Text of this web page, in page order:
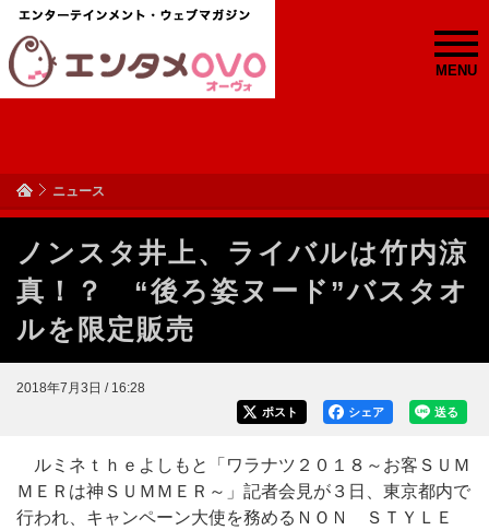
MENU
ニュース
ノンスタ井上、ライバルは竹内涼
真！？ “後ろ姿ヌード”バスタオ
ルを限定販売
2018年7月3日 / 16:28
送る
シェア
ポスト
ルミネｔｈｅよしもと「ワラナツ２０１８～お客ＳＵＭ
ＭＥＲは神ＳＵＭＭＥＲ～」記者会見が３日、東京都内で
行われ、キャンペーン大使を務めるＮＯＮ ＳＴＹＬＥ